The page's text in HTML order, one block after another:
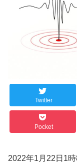
Twitter
Pocket
2022年1月22日1